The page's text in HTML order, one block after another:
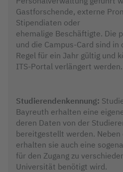
Gastforschende, externe
Stipendiaten oder
ehemalige Beschäftigte. Die
und die Campus-Card sind in
Regel für ein Jahr gültig und
ITS-Portal verlängert werden.
Studierendenkennung:
Bayreuth erhalten eine
deren Daten von der
bereitgestellt werden.
erhalten sie auch eine
für den Zugang zu
Universität benötigt wird.